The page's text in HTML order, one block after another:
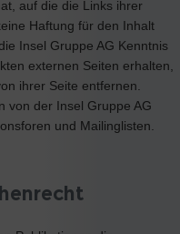
auf die die Links ihrer
Haftung für den Inhalt
Insel Gruppe AG Kenntnis
externen Seiten erhalten,
ihrer Seite entfernen.
von der Insel Gruppe AG
und Mailinglisten.